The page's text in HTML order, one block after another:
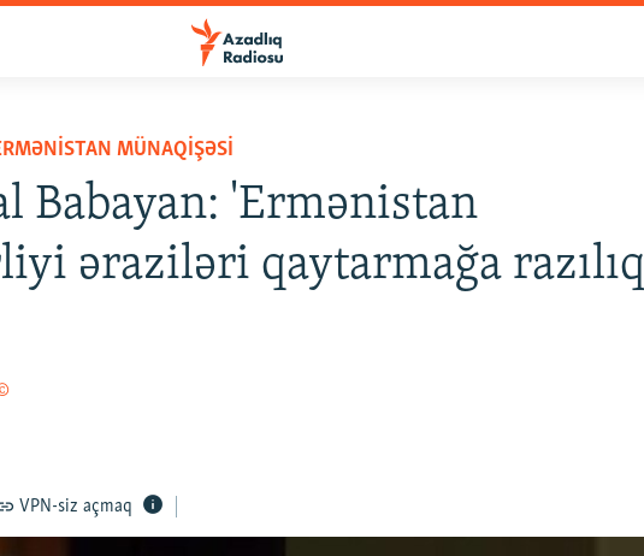
MÜNAQIŞƏSI
Babayan: 'Ermənistan
əraziləri qaytarmağa razılıq
VPN-siz açmaq